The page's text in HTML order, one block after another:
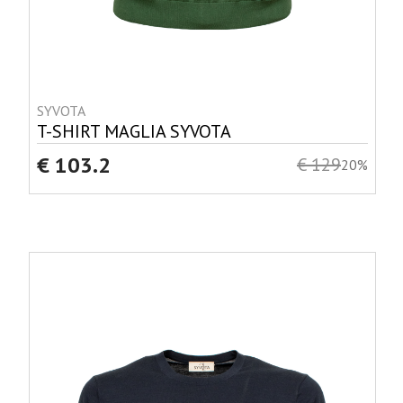
SYVOTA
T-SHIRT MAGLIA SYVOTA
€ 103.2 € 12920%